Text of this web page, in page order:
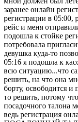
заранее онлайн
регистрации в 05:00,
рейс и меня
подошла к стойке
потребовала
девушка куда-то
05:16 я подошла к
всю ситуацию...что
решить, на что она
борту, освободится и
то решить, потому
посадочного талона
ведь регистрация